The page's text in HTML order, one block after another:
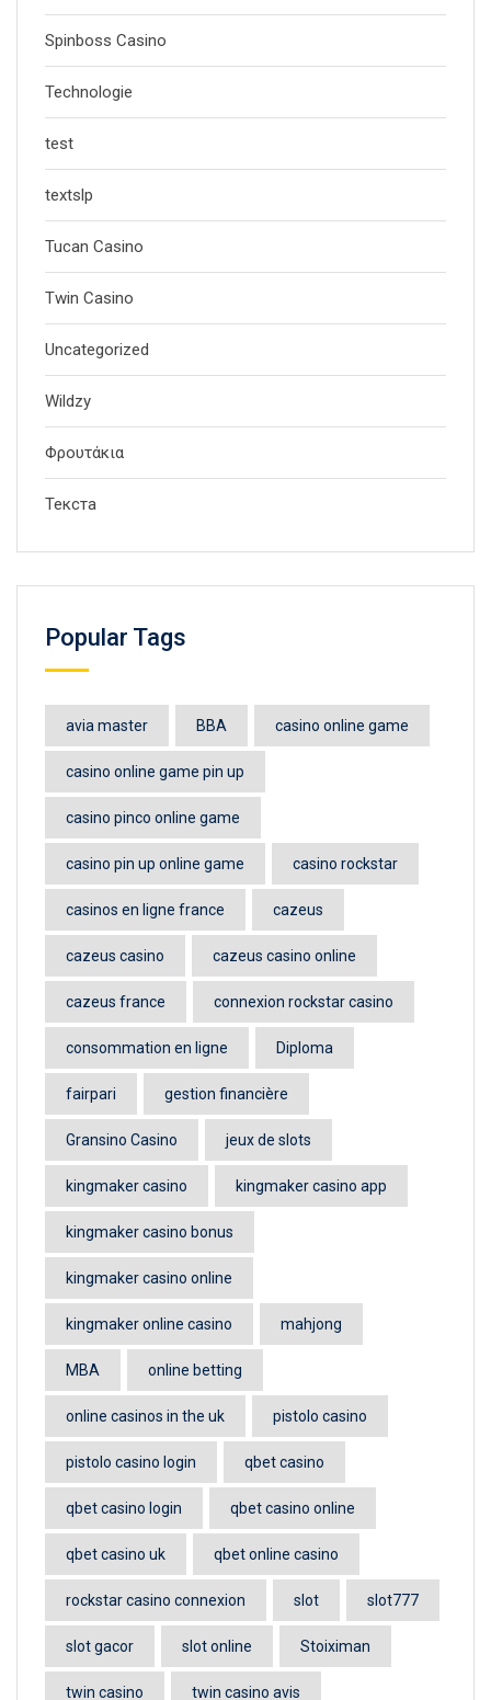
Spinboss Casino
Technologie
test
textslp
Tucan Casino
Twin Casino
Uncategorized
Wildzy
Φρουτάκια
Текста
Popular Tags
avia master BBA casino online game
casino online game pin up
casino pinco online game
casino pin up online game casino rockstar
casinos en ligne france cazeus
cazeus casino cazeus casino online
cazeus france connexion rockstar casino
consommation en ligne Diploma
fairpari gestion financière
Gransino Casino jeux de slots
kingmaker casino kingmaker casino app
kingmaker casino bonus
kingmaker casino online
kingmaker online casino mahjong
MBA online betting
online casinos in the uk pistolo casino
pistolo casino login qbet casino
qbet casino login qbet casino online
qbet casino uk qbet online casino
rockstar casino connexion slot slot777
slot gacor slot online Stoiximan
twin casino twin casino avis